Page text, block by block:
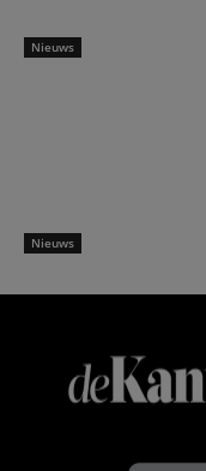
Nieuws
Nieuws